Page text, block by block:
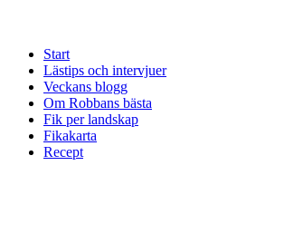
Start
Lästips och intervjuer
Veckans blogg
Om Robbans bästa
Fik per landskap
Fikakarta
Recept